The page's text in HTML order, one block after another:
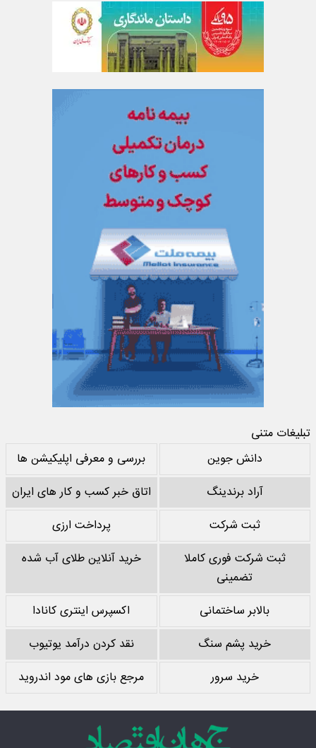
تبلیغات متنی
دانش جوین
بررسی و معرفی اپلیکیشن ها
آراد برندینگ
اتاق خبر کسب و کار های ایران
ثبت شرکت
پرداخت ارزی
ثبت شرکت فوری کاملا
تضمینی
خرید آنلاین طلای آب شده
بالابر ساختمانی
اکسپرس اینتری کانادا
خرید پشم سنگ
نقد کردن درآمد یوتیوب
خرید سرور
مرجع بازی های مود اندروید